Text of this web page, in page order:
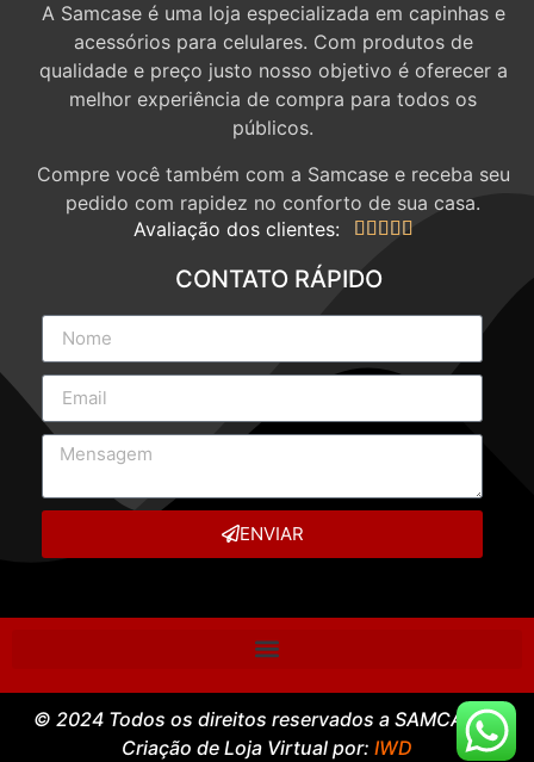
A Samcase é uma loja especializada em capinhas e
acessórios para celulares. Com produtos de
qualidade e preço justo nosso objetivo é oferecer a
melhor experiência de compra para todos os
públicos.
Compre você também com a Samcase e receba seu
pedido com rapidez no conforto de sua casa.
Avaliação dos clientes:
    
CONTATO RÁPIDO
ENVIAR
© 2024 Todos os direitos reservados a SAMCASE –
Criação de Loja Virtual por: IWD